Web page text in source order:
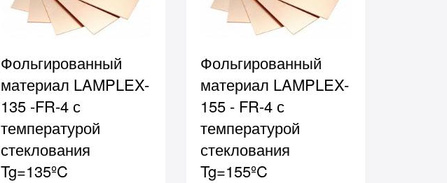
Фольгированный
материал LAMPLEX-
135 -FR-4 с
температурой
стеклования
Tg=135ºC
Фольгированный
материал LAMPLEX-
155 - FR-4 с
температурой
стеклования
Tg=155ºC